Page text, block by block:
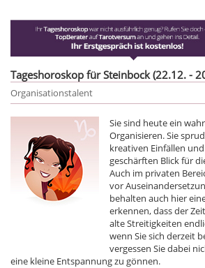
Tageshoroskop für Steinbock (22.12. -
Organisationstalent
Sie sind heute ein
Organisieren. Sie
kreativen Einfällen
geschärften Blick für
Auch im privaten
vor
behalten auch hier
erkennen, dass der
alte Streitigkeiten
wenn Sie sich derzeit
vergessen Sie dabei
eine kleine Entspannung zu gönnen.